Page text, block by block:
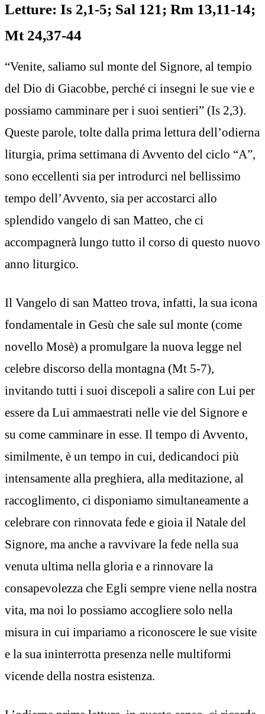
Letture: Is 2,1-5; Sal 121; Rm 13,11-14;
Mt 24,37-44
“Venite, saliamo sul monte del Signore, al tempio
del Dio di Giacobbe, perché ci insegni le sue vie e
possiamo camminare per i suoi sentieri” (Is 2,3).
Queste parole, tolte dalla prima lettura dell’odierna
liturgia, prima settimana di Avvento del ciclo “A”,
sono eccellenti sia per introdurci nel bellissimo
tempo dell’Avvento, sia per accostarci allo
splendido vangelo di san Matteo, che ci
accompagnerà lungo tutto il corso di questo nuovo
anno liturgico.
Il Vangelo di san Matteo trova, infatti, la sua icona
fondamentale in Gesù che sale sul monte (come
novello Mosè) a promulgare la nuova legge nel
celebre discorso della montagna (Mt 5-7),
invitando tutti i suoi discepoli a salire con Lui per
essere da Lui ammaestrati nelle vie del Signore e
su come camminare in esse. Il tempo di Avvento,
similmente, è un tempo in cui, dedicandoci più
intensamente alla preghiera, alla meditazione, al
raccoglimento, ci disponiamo simultaneamente a
celebrare con rinnovata fede e gioia il Natale del
Signore, ma anche a ravvivare la fede nella sua
venuta ultima nella gloria e a rinnovare la
consapevolezza che Egli sempre viene nella nostra
vita, ma noi lo possiamo accogliere solo nella
misura in cui impariamo a riconoscere le sue visite
e la sua ininterrotta presenza nelle multiformi
vicende della nostra esistenza.